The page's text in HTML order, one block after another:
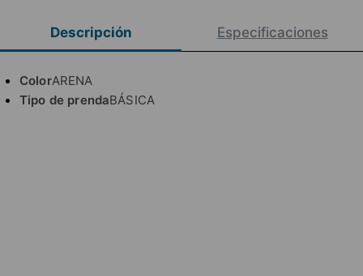
Descripción Especificaciones
ColorARENA
Tipo de prendaBÁSICA